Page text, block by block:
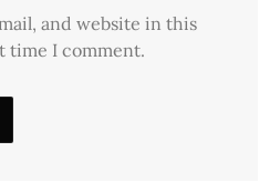
and website in this
time I comment.